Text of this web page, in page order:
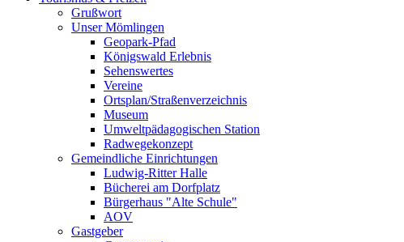
Grußwort
Unser Mömlingen
Geopark-Pfad
Königswald Erlebnis
Sehenswertes
Vereine
Ortsplan/Straßenverzeichnis
Museum
Umweltpädagogischen Station
Radwegekonzept
Gemeindliche Einrichtungen
Ludwig-Ritter Halle
Bücherei am Dorfplatz
Bürgerhaus "Alte Schule"
AOV
Gastgeber